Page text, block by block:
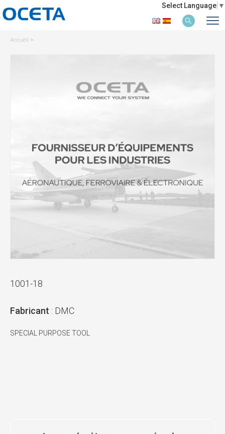
Select Language ▼
Accueil >
1001-18
Fabricant : DMC
SPECIAL PURPOSE TOOL